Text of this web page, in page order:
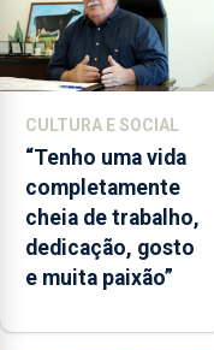
CULTURA E SOCIAL
“Tenho uma vida
completamente
cheia de trabalho,
dedicação, gosto
e muita paixão”